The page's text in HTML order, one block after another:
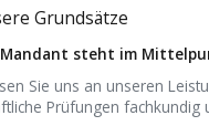
Grundsätze
steht im
Sie uns an unseren
Prüfungen fachkundig